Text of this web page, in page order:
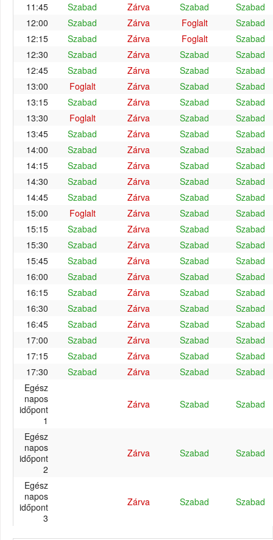
11:45
Szabad Zárva Szabad
Szabad
12:00
Szabad Zárva Foglalt
Szabad
12:15
Szabad Zárva Foglalt
Szabad
12:30
Szabad Zárva Szabad
Szabad
12:45
Szabad Zárva Szabad
Szabad
13:00
Foglalt Zárva Szabad
Szabad
13:15
Szabad Zárva Szabad
Szabad
13:30
Foglalt Zárva Szabad
Szabad
13:45
Szabad Zárva Szabad
Szabad
14:00
Szabad Zárva Szabad
Szabad
14:15
Szabad Zárva Szabad
Szabad
14:30
Szabad Zárva Szabad
Szabad
14:45
Szabad Zárva Szabad
Szabad
15:00
Foglalt Zárva Szabad
Szabad
15:15
Szabad Zárva Szabad
Szabad
15:30
Szabad Zárva Szabad
Szabad
15:45
Szabad Zárva Szabad
Szabad
16:00
Szabad Zárva Szabad
Szabad
16:15
Szabad Zárva Szabad
Szabad
16:30
Szabad Zárva Szabad
Szabad
16:45
Szabad Zárva Szabad
Szabad
17:00
Szabad Zárva Szabad
Szabad
17:15
Szabad Zárva Szabad
Szabad
17:30
Szabad Zárva Szabad
Szabad
Egész
napos
időpont
1
Zárva Szabad Szabad
Egész
napos
időpont
2
Zárva Szabad Szabad
Egész
napos
időpont
3
Zárva Szabad Szabad